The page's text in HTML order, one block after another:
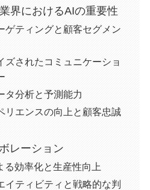
界におけるAIの重要性
ゲティングと顧客セグメン
ズされたコミュニケーショ
タ分析と予測能力
リエンスの向上と顧客忠誠
レーション
る効率化と生産性向上
イティビティと戦略的な判